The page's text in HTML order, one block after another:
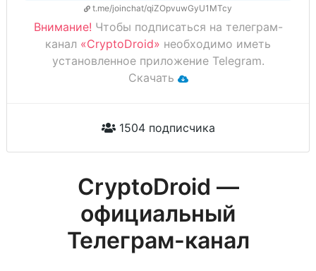
t.me/joinchat/qiZOpvuwGyU1MTcy
Внимание! Чтобы подписаться на телеграм-
канал «CryptoDroid» необходимо иметь
установленное приложение Telegram.
Скачать
1504 подписчика
CryptoDroid —
официальный
Телеграм-канал